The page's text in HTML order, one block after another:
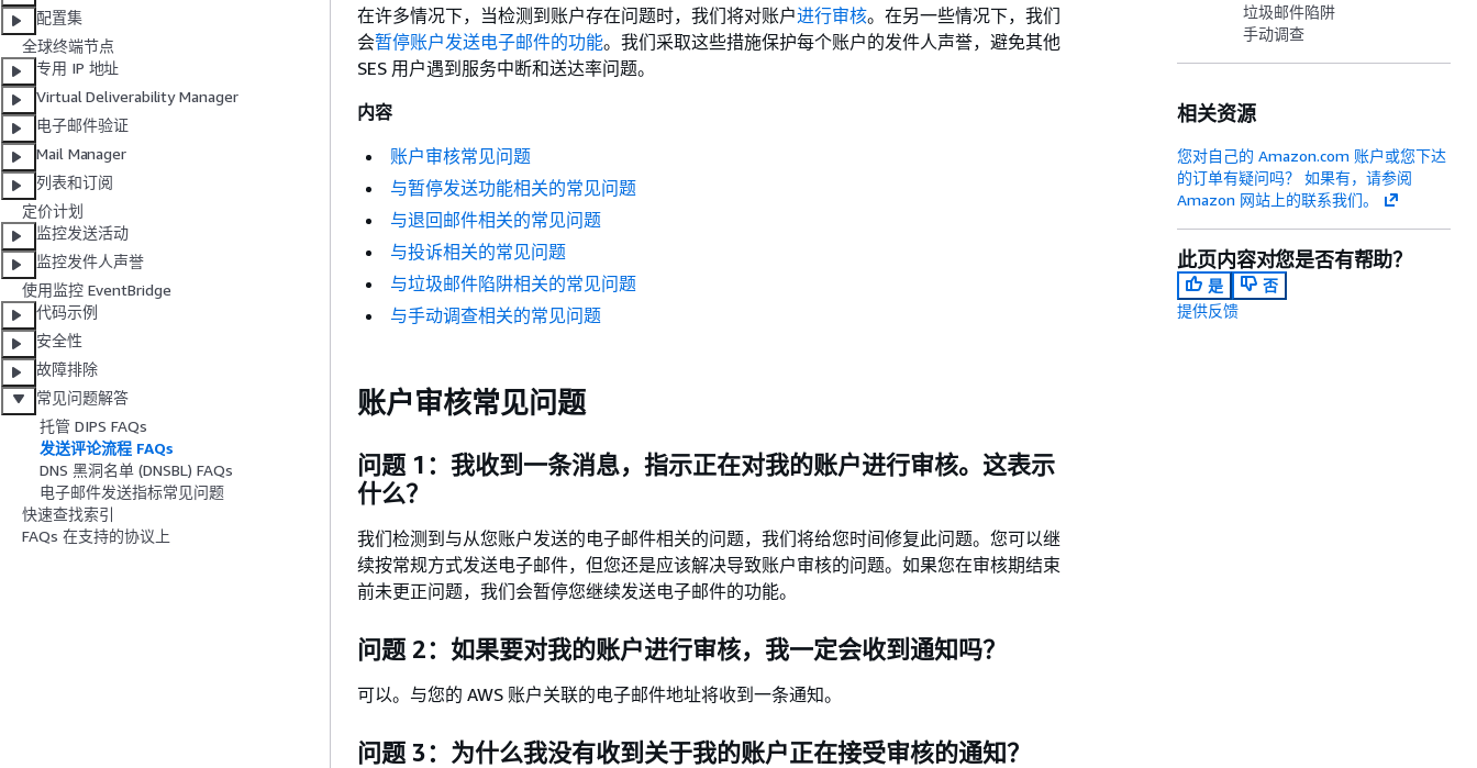
配置集
全球终端节点
专用 IP 地址
Virtual Deliverability Manager
电子邮件验证
Mail Manager
列表和订阅
定价计划
监控发送活动
监控发件人声誉
使用监控 EventBridge
代码示例
安全性
故障排除
常见问题解答
托管 DIPS FAQs
发送评论流程 FAQs
DNS 黑洞名单 (DNSBL) FAQs
电子邮件发送指标常见问题
快速查找索引
FAQs 在支持的协议上
在许多情况下，当检测到账户存在问题时，我们将对账户进行审核。在另一些情况下，我们
会暂停账户发送电子邮件的功能。我们采取这些措施保护每个账户的发件人声誉，避免其他
SES 用户遇到服务中断和送达率问题。
内容
账户审核常见问题
与暂停发送功能相关的常见问题
与退回邮件相关的常见问题
与投诉相关的常见问题
与垃圾邮件陷阱相关的常见问题
与手动调查相关的常见问题
账户审核常见问题
问题 1：我收到一条消息，指示正在对我的账户进行审核。这表示
什么？
我们检测到与从您账户发送的电子邮件相关的问题，我们将给您时间修复此问题。您可以继
续按常规方式发送电子邮件，但您还是应该解决导致账户审核的问题。如果您在审核期结束
前未更正问题，我们会暂停您继续发送电子邮件的功能。
问题 2：如果要对我的账户进行审核，我一定会收到通知吗？
可以。与您的 AWS 账户关联的电子邮件地址将收到一条通知。
问题 3：为什么我没有收到关于我的账户正在接受审核的通知？
垃圾邮件陷阱
手动调查
相关资源
您对自己的 Amazon.com 账户或您下达
的订单有疑问吗？ 如果有，请参阅
Amazon 网站上的联系我们。
此页内容对您是否有帮助？
是
否
提供反馈